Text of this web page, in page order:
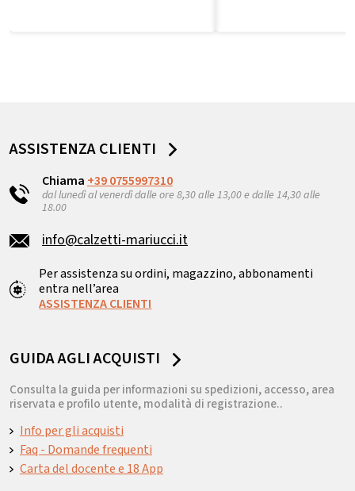
ASSISTENZA CLIENTI
Chiama +39 0755997310
dal lunedì al venerdì dalle ore 8,30 alle 13,00 e dalle 14,30 alle
18.00
info@calzetti-mariucci.it
Per assistenza su ordini, magazzino, abbonamenti
entra nell’area
ASSISTENZA CLIENTI
GUIDA AGLI ACQUISTI
Consulta la guida per informazioni su spedizioni, accesso, area
riservata e profilo utente, modalità di registrazione..
Info per gli acquisti
Faq - Domande frequenti
Carta del docente e 18 App